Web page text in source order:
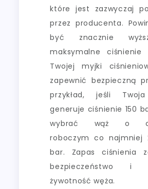
które jest zazwyczaj
przez producenta.
być znacznie
maksymalne ciśnienie
Twojej myjki
zapewnić bezpieczną
przykład, jeśli
generuje ciśnienie 150
wybrać wąż o
roboczym co najmniej
bar. Zapas ciśnienia
bezpieczeństwo i
żywotność węża.